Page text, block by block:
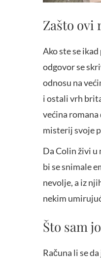
Zašto ovi
Ako ste se
odgovor se
odnosu na
i ostali vrh
većina romana
misterij svoje
Da Colin živi u
bi se snimale
nevolje, a iz
nekim
Što sam
Računa li se